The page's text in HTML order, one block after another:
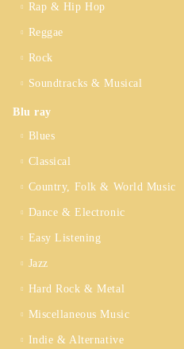
Rap & Hip Hop
Reggae
Rock
Soundtracks & Musical
Blu ray
Blues
Classical
Country, Folk & World Music
Dance & Electronic
Easy Listening
Jazz
Hard Rock & Metal
Miscellaneous Music
Indie & Alternative